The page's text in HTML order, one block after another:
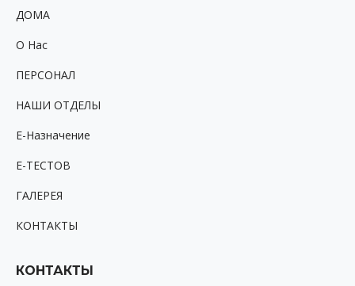
window
ДОМА
O Hac
ПЕРСОНАЛ
НАШИ ОТДЕЛЫ
Е-Назначение
Е-ТЕСТОВ
ГАЛЕРЕЯ
КОНТАКТЫ
КОНТАКТЫ